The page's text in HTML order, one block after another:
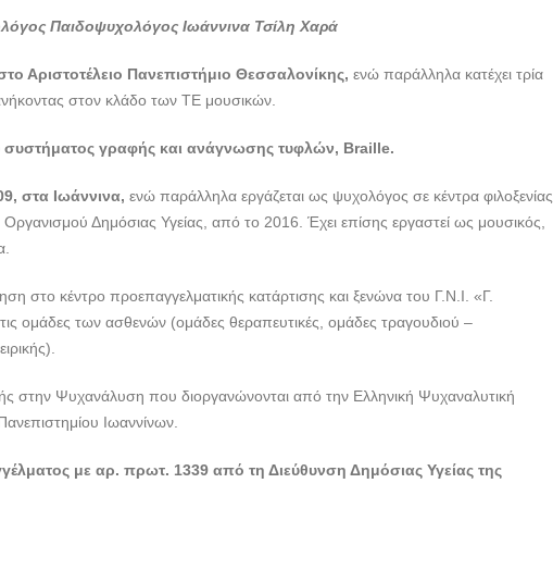
doctors4u.gr
Παιδοψυχολόγος
doctors4u.gr
Ψυχολόγος
doctors4u.gr
Ιωάννινα Χαρά Τσίλη---
Παιδοψυχολόγος
Παιδοψυχολόγος Ιωάννινα Τσίλη Χαρά
Αριστοτέλειο Πανεπιστήμιο Θεσσαλονίκης, ενώ παράλληλα κατέχει τρία
στον κλάδο των ΤΕ μουσικών.
συστήματος γραφής και ανάγνωσης τυφλών, Braille.
στα Ιωάννινα, ενώ παράλληλα εργάζεται ως ψυχολόγος σε κέντρα φιλοξενίας
Δημόσιας Υγείας, από το 2016. Έχει επίσης εργαστεί ως μουσικός,
στο κέντρο προεπαγγελματικής κατάρτισης και ξενώνα του Γ.Ν.Ι. «Γ.
ομάδες των ασθενών (ομάδες θεραπευτικές, ομάδες τραγουδιού –
στην Ψυχανάλυση που διοργανώνονται από την Ελληνική Ψυχαναλυτική
Ιωαννίνων.
με αρ. πρωτ. 1339 από τη Διεύθυνση Δημόσιας Υγείας της